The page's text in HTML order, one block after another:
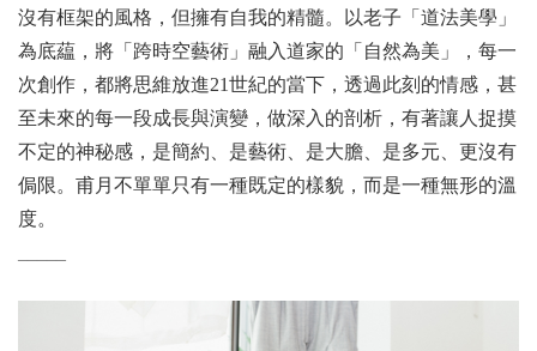
沒有框架的風格，但擁有自我的精髓。以老子「道法美學」
為底藴，將「跨時空藝術」融入道家的「自然為美」，每一
次創作，都將思維放進21世紀的當下，透過此刻的情感，甚
至未來的每一段成長與演變，做深入的剖析，有著讓人捉摸
不定的神秘感，是簡約、是藝術、是大膽、是多元、更沒有
侷限。甫月不單單只有一種既定的樣貌，而是一種無形的溫
度。